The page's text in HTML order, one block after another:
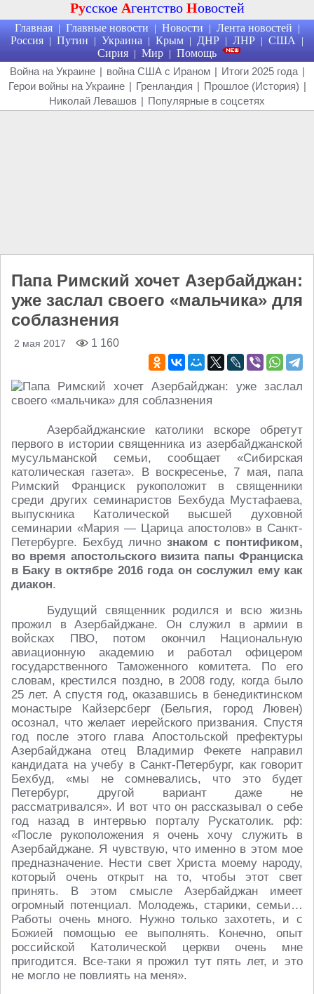
Русское Агентство Новостей
Главная | Главные новости | Новости | Лента новостей |
Россия | Путин | Украина | Крым | ДНР | ЛНР | США |
Сирия | Мир | Помощь
Война на Украине | война США с Ираном | Итоги 2025 года |
Герои войны на Украине | Гренландия | Прошлое (История) |
Николай Левашов | Популярные в соцсетях
Папа Римский хочет Азербайджан:
уже заслал своего «мальчика» для
соблазнения
2 мая 2017 1 160
Азербайджанские католики вскоре обретут
первого в истории священника из азербайджанской
мусульманской семьи, сообщает «Сибирская
католическая газета». В воскресенье, 7 мая, папа
Римский Франциск рукоположит в священники
среди других семинаристов Бехбуда Мустафаева,
выпускника Католической высшей духовной
семинарии «Мария — Царица апостолов» в Санкт-
Петербурге. Бехбуд лично знаком с понтификом,
во время апостольского визита папы Франциска
в Баку в октябре 2016 года он сослужил ему как
диакон.
Будущий священник родился и всю жизнь
прожил в Азербайджане. Он служил в армии в
войсках ПВО, потом окончил Национальную
авиационную академию и работал офицером
государственного Таможенного комитета. По его
словам, крестился поздно, в 2008 году, когда было
25 лет. А спустя год, оказавшись в бенедиктинском
монастыре Кайзерсберг (Бельгия, город Лювен)
осознал, что желает иерейского призвания. Спустя
год после этого глава Апостольской префектуры
Азербайджана отец Владимир Фекете направил
кандидата на учебу в Санкт-Петербург, как говорит
Бехбуд, «мы не сомневались, что это будет
Петербург, другой вариант даже не
рассматривался». И вот что он рассказывал о себе
год назад в интервью порталу Рускатолик. рф:
«После рукоположения я очень хочу служить в
Азербайджане. Я чувствую, что именно в этом мое
предназначение. Нести свет Христа моему народу,
который очень открыт на то, чтобы этот свет
принять. В этом смысле Азербайджан имеет
огромный потенциал. Молодежь, старики, семьи…
Работы очень много. Нужно только захотеть, и с
Божией помощью ее выполнять. Конечно, опыт
российской Католической церкви очень мне
пригодится. Все-таки я прожил тут пять лет, и это
не могло не повлиять на меня».